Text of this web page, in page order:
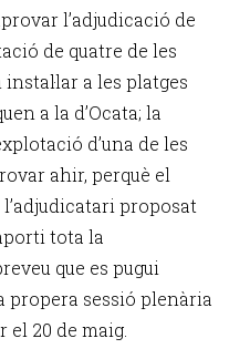
l’adjudicació de
de quatre de les
a les platges
a la d’Ocata; la
d’una de les
ahir, perquè el
proposat
tota la
que es pugui
sessió plenària
el 20 de maig.